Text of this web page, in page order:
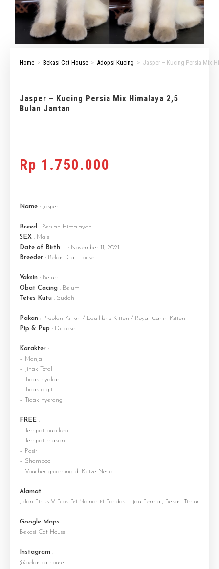
Home > Bekasi Cat House > Adopsi Kucing > Jasper – Kucing Persia Mix
Jasper – Kucing Persia Mix Himalaya 2,5
Bulan Jantan
Rp 1.750.000
Name : Jasper
Breed : Persian Himalayan
SEX : Male
Date of Birth : November 11, 2021
Breeder : Bekasi Cat House
Vaksin : Belum
Obat Cacing : Belum
Tetes Kutu : Sudah
Pakan : Proplan Kitten / Equilibrio Kitten / Royal Canin Kitten
Pip & Pup : Di pasir
Karakter :
– Manja
– Jinak Total
– Tidak nyakar
– Tidak gigit
– Tidak nyerang
FREE :
– Tempat pup kecil
– Tempat makan
– Pasir
– Shampoo
– Voucher grooming di Katze Nesia
Alamat :
Jalan Pinus V Blok B4 Nomor 14 Pondok Hijau Permai, Bekasi Timur
Google Maps :
Bekasi Cat House
Instagram :
@bekasicathouse